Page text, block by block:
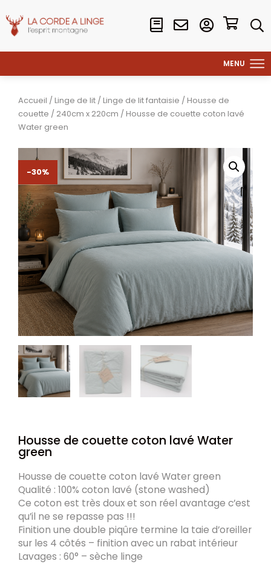
Accueil / Linge de lit / Linge de lit fantaisie / Housse de
couette / 240cm x 220cm / Housse de couette coton lavé
Water green
-30%
Housse de couette coton lavé Water
green
Housse de couette coton lavé Water green
Qualité : 100% coton lavé (stone washed)
Ce coton est très doux et son réel avantage c’est
qu’il ne se repasse pas !!!
Finition une double piqûre termine la taie d’oreiller
sur les 4 côtés – finition avec un rabat intérieur
Lavages : 60° – sèche linge